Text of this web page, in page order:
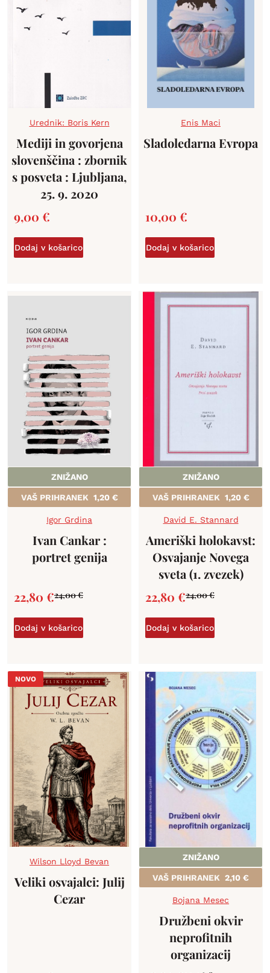
Urednik: Boris Kern
Mediji in govorjena
slovenščina : zbornik
s posveta : Ljubljana,
25. 9. 2020
9,00 €
Dodaj v košarico
Enis Maci
Sladoledarna Evropa
10,00 €
Dodaj v košarico
ZNIŽANO
VAŠ PRIHRANEK 1,20 €
Igor Grdina
Ivan Cankar :
portret genija
24,00€
22,80 €
Dodaj v košarico
ZNIŽANO
VAŠ PRIHRANEK 1,20 €
David E. Stannard
Ameriški holokavst:
Osvajanje Novega
sveta (1. zvezek)
24,00€
22,80 €
Dodaj v košarico
NOVO
Wilson Lloyd Bevan
Veliki osvajalci: Julij
Cezar
ZNIŽANO
VAŠ PRIHRANEK 2,10 €
Bojana Mesec
Družbeni okvir
neprofitnih
organizacij